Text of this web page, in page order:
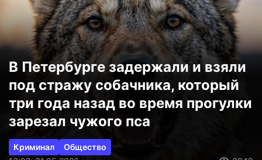
В Петербурге задержали и взяли
под стражу собачника, который
три года назад во время прогулки
зарезал чужого пса
Криминал
Общество